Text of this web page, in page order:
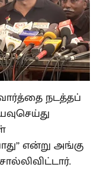
நடத்தப்
என்று அங்கு